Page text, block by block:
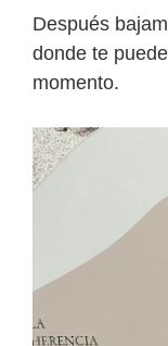
Después
donde te
momento.